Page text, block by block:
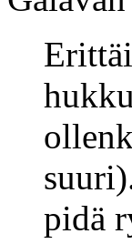
pidä